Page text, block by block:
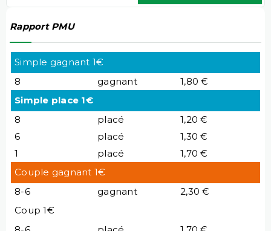
Rapport PMU
Simple gagnant 1€
8
gagnant
1,80 €
Simple place 1€
8
placé
1,20 €
6
placé
1,30 €
1
placé
1,70 €
Couple gagnant 1€
8-6
gagnant
2,30 €
Coup 1€